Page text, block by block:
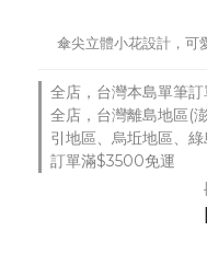
傘尖立體小花設計，可
全店，台灣本島單筆
全店，台灣離島地區(
引地區、烏坵地區、
訂單滿$3500免運